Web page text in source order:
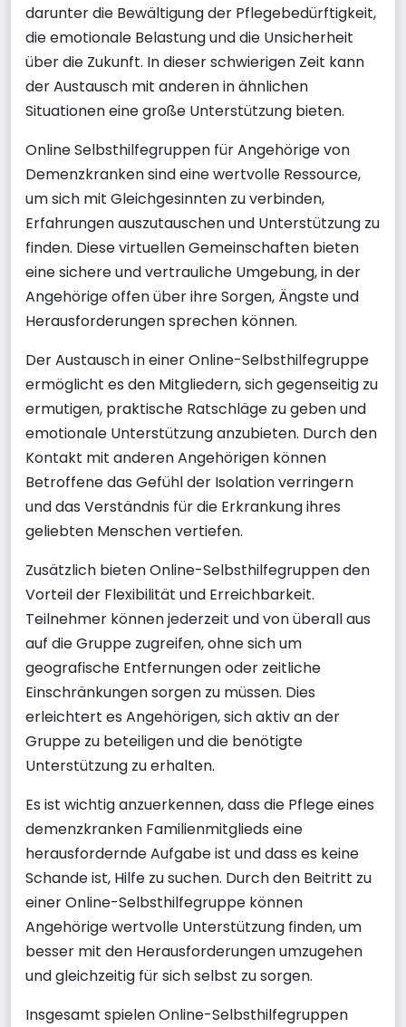
darunter die Bewältigung der Pflegebedürftigkeit,
die emotionale Belastung und die Unsicherheit
über die Zukunft. In dieser schwierigen Zeit kann
der Austausch mit anderen in ähnlichen
Situationen eine große Unterstützung bieten.
Online Selbsthilfegruppen für Angehörige von
Demenzkranken sind eine wertvolle Ressource,
um sich mit Gleichgesinnten zu verbinden,
Erfahrungen auszutauschen und Unterstützung zu
finden. Diese virtuellen Gemeinschaften bieten
eine sichere und vertrauliche Umgebung, in der
Angehörige offen über ihre Sorgen, Ängste und
Herausforderungen sprechen können.
Der Austausch in einer Online-Selbsthilfegruppe
ermöglicht es den Mitgliedern, sich gegenseitig zu
ermutigen, praktische Ratschläge zu geben und
emotionale Unterstützung anzubieten. Durch den
Kontakt mit anderen Angehörigen können
Betroffene das Gefühl der Isolation verringern
und das Verständnis für die Erkrankung ihres
geliebten Menschen vertiefen.
Zusätzlich bieten Online-Selbsthilfegruppen den
Vorteil der Flexibilität und Erreichbarkeit.
Teilnehmer können jederzeit und von überall aus
auf die Gruppe zugreifen, ohne sich um
geografische Entfernungen oder zeitliche
Einschränkungen sorgen zu müssen. Dies
erleichtert es Angehörigen, sich aktiv an der
Gruppe zu beteiligen und die benötigte
Unterstützung zu erhalten.
Es ist wichtig anzuerkennen, dass die Pflege eines
demenzkranken Familienmitglieds eine
herausfordernde Aufgabe ist und dass es keine
Schande ist, Hilfe zu suchen. Durch den Beitritt zu
einer Online-Selbsthilfegruppe können
Angehörige wertvolle Unterstützung finden, um
besser mit den Herausforderungen umzugehen
und gleichzeitig für sich selbst zu sorgen.
Insgesamt spielen Online-Selbsthilfegruppen